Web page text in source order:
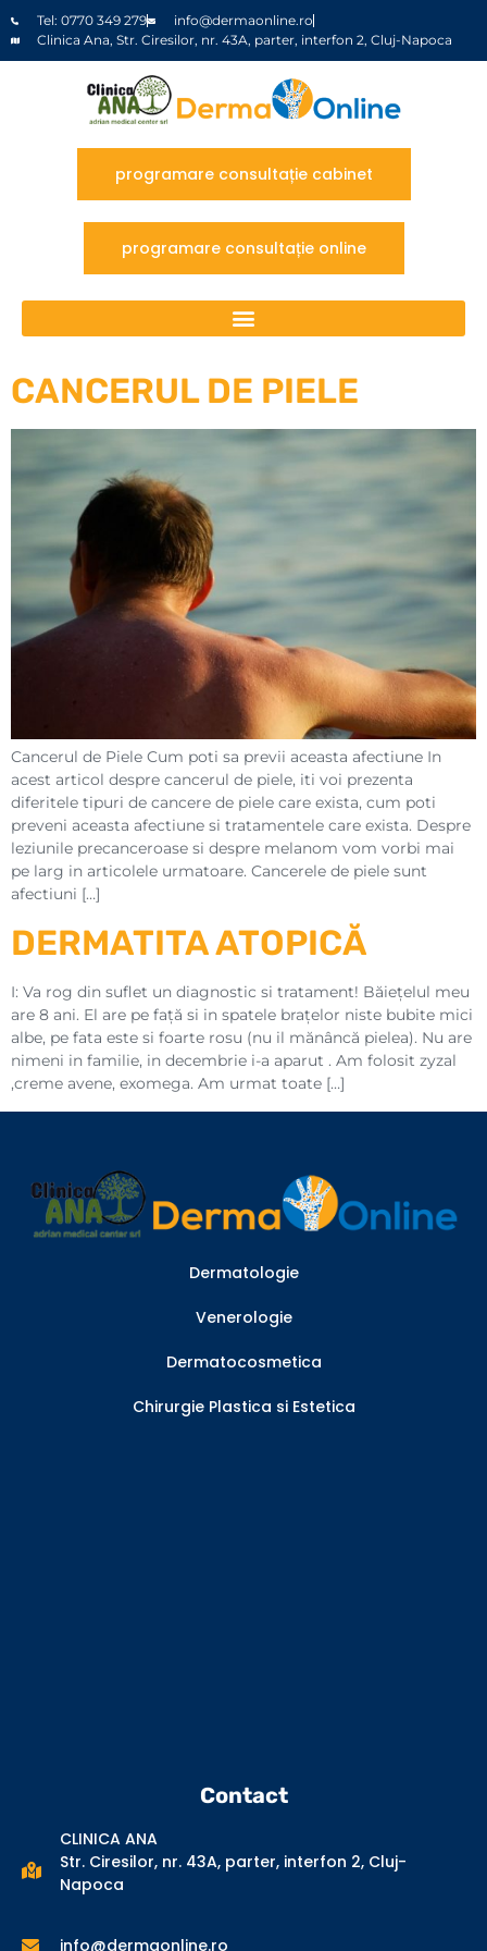
Tel: 0770 349 279
info@dermaonline.ro
Clinica Ana, Str. Ciresilor, nr. 43A, parter, interfon 2, Cluj-Napoca
programare consultație cabinet
programare consultație online
CANCERUL DE PIELE
Cancerul de Piele Cum poti sa previi aceasta afectiune In
acest articol despre cancerul de piele, iti voi prezenta
diferitele tipuri de cancere de piele care exista, cum poti
preveni aceasta afectiune si tratamentele care exista. Despre
leziunile precanceroase si despre melanom vom vorbi mai
pe larg in articolele urmatoare. Cancerele de piele sunt
afectiuni […]
DERMATITA ATOPICĂ
I: Va rog din suflet un diagnostic si tratament! Băiețelul meu
are 8 ani. El are pe față si in spatele brațelor niste bubite mici
albe, pe fata este si foarte rosu (nu il mănâncă pielea). Nu are
nimeni in familie, in decembrie i-a aparut . Am folosit zyzal
,creme avene, exomega. Am urmat toate […]
Dermatologie
Venerologie
Dermatocosmetica
Chirurgie Plastica si Estetica
Contact
CLINICA ANA
Str. Ciresilor, nr. 43A, parter, interfon 2, Cluj-
Napoca
info@dermaonline.ro